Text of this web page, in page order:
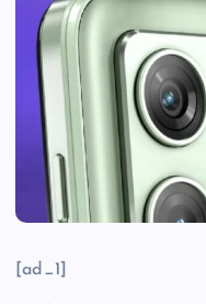
[ad_1]